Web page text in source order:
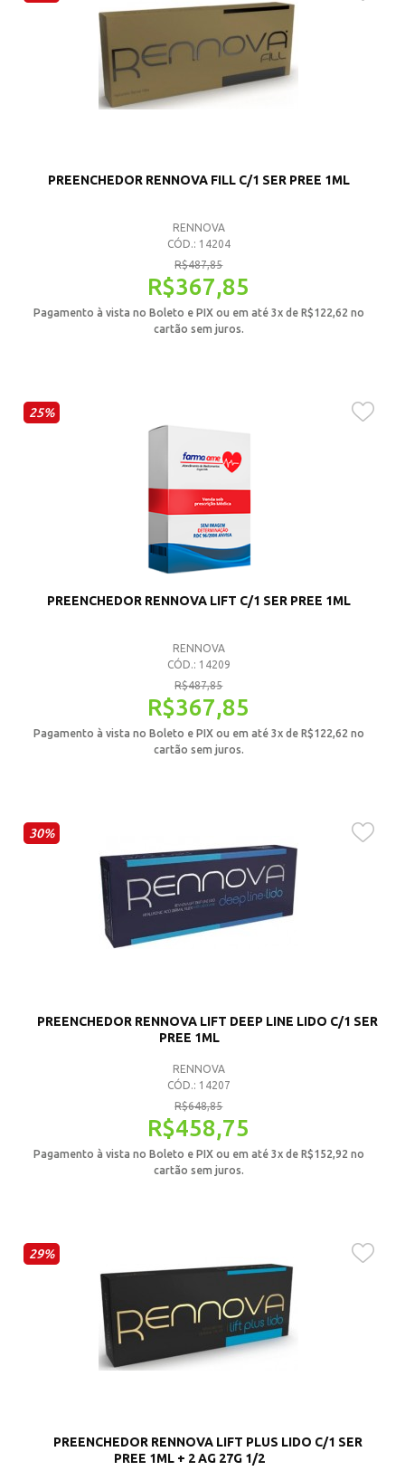
PREENCHEDOR RENNOVA FILL C/1 SER PREE 1ML
RENNOVA
CÓD.: 14204
R$487,85
R$367,85
Pagamento à vista no Boleto e PIX ou em até 3x de R$122,62 no
cartão sem juros.
25%
PREENCHEDOR RENNOVA LIFT C/1 SER PREE 1ML
RENNOVA
CÓD.: 14209
R$487,85
R$367,85
Pagamento à vista no Boleto e PIX ou em até 3x de R$122,62 no
cartão sem juros.
30%
PREENCHEDOR RENNOVA LIFT DEEP LINE LIDO C/1 SER
PREE 1ML
RENNOVA
CÓD.: 14207
R$648,85
R$458,75
Pagamento à vista no Boleto e PIX ou em até 3x de R$152,92 no
cartão sem juros.
29%
PREENCHEDOR RENNOVA LIFT PLUS LIDO C/1 SER
PREE 1ML + 2 AG 27G 1/2